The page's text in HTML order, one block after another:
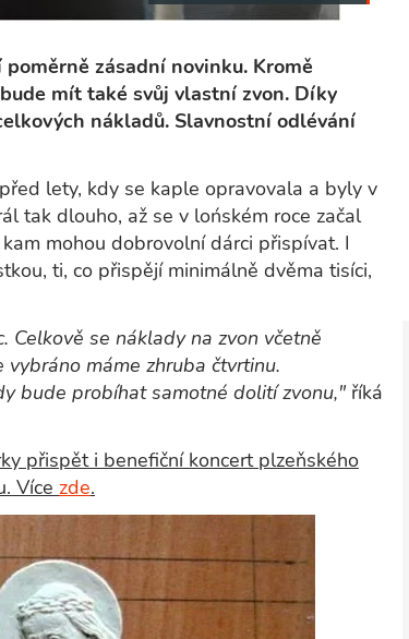
zásadní novinku. Kromě
mít také svůj vlastní zvon. Díky
nákladů. Slavnostní odlévání
lety, kdy se kaple opravovala a byly v
tak dlouho, až se v lońském roce začal
mohou dobrovolní dárci přispívat. I
ti, co přispějí minimálně dvěma tisíci,
Celkově se náklady na zvon včetně
máme zhruba čtvrtinu.
bude probíhat samotné dolití zvonu," říká
přispět i benefiční koncert plzeňského
Více zde.